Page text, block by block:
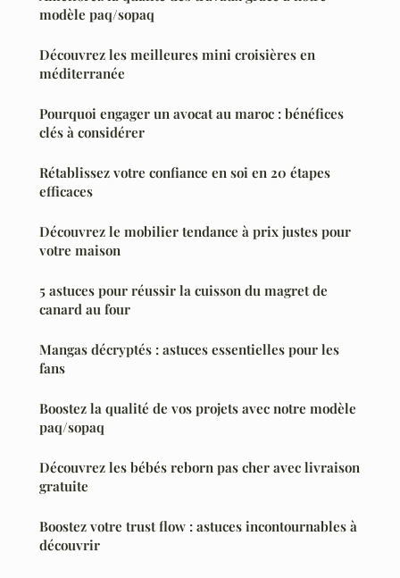
modèle paq/sopaq
Découvrez les meilleures mini croisières en
méditerranée
Pourquoi engager un avocat au maroc : bénéfices
clés à considérer
Rétablissez votre confiance en soi en 20 étapes
efficaces
Découvrez le mobilier tendance à prix justes pour
votre maison
5 astuces pour réussir la cuisson du magret de
canard au four
Mangas décryptés : astuces essentielles pour les
fans
Boostez la qualité de vos projets avec notre modèle
paq/sopaq
Découvrez les bébés reborn pas cher avec livraison
gratuite
Boostez votre trust flow : astuces incontournables à
découvrir